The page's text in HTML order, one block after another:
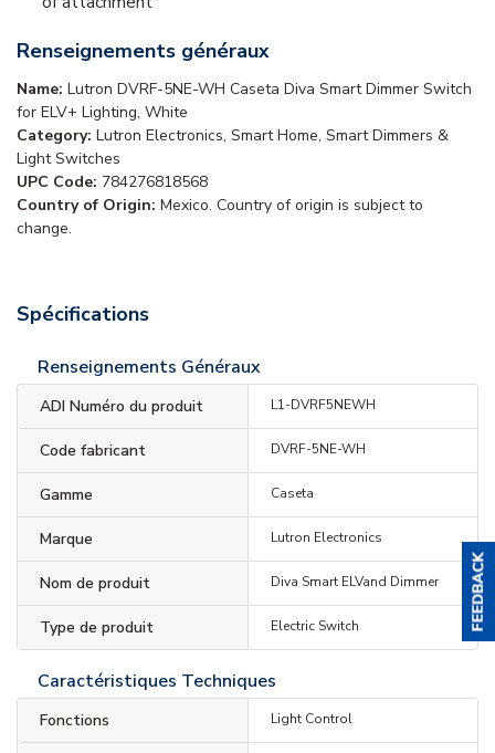
Renseignements généraux
Name: Lutron DVRF-5NE-WH Caseta Diva Smart Dimmer Switch
for ELV+ Lighting, White
Category: Lutron Electronics, Smart Home, Smart Dimmers &
Light Switches
UPC Code: 784276818568
Country of Origin: Mexico. Country of origin is subject to
change.
Spécifications
Renseignements Généraux
ADI Numéro du produit L1-DVRF5NEWH
Code fabricant DVRF-5NE-WH
Gamme Caseta
Marque Lutron Electronics
Nom de produit Diva Smart ELVand Dimmer
Type de produit Electric Switch
Caractéristiques Techniques
Fonctions Light Control